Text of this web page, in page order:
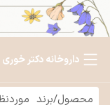
داروخانه دکتر خوری